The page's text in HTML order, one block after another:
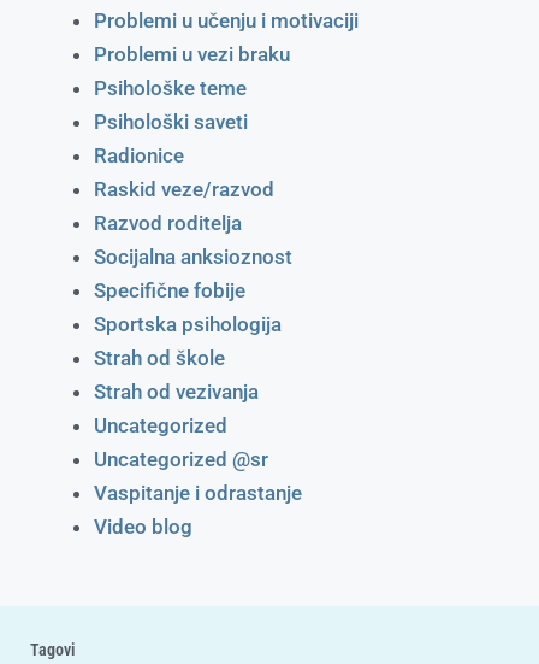
Problemi u učenju i motivaciji
Problemi u vezi braku
Psihološke teme
Psihološki saveti
Radionice
Raskid veze/razvod
Razvod roditelja
Socijalna anksioznost
Specifične fobije
Sportska psihologija
Strah od škole
Strah od vezivanja
Uncategorized
Uncategorized @sr
Vaspitanje i odrastanje
Video blog
Tagovi